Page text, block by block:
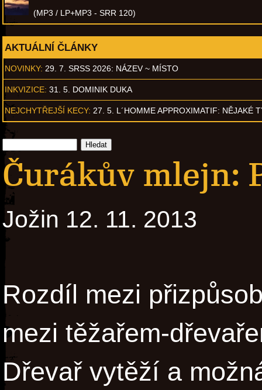
(MP3 / LP+MP3 - SRR 120)
AKTUÁLNÍ ČLÁNKY
NOVINKY: 29. 7. SRSS 2026: NÁZEV ~ MÍSTO
INKVIZICE: 31. 5. DOMINIK DUKA
NEJCHYTŘEJŠÍ KECY: 27. 5. L´HOMME APPROXIMATIF: NĚJAKÉ
Čurákův mlejn:
Jožin 12. 11. 2013
Rozdíl mezi
mezi těžařem-
Dřevař vytěží a